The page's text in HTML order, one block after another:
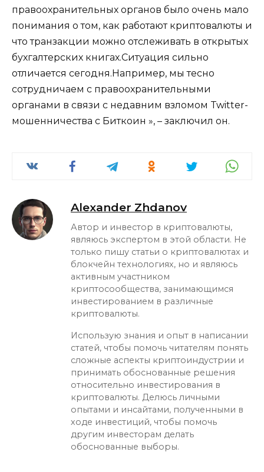
правоохранительных органов было очень мало
понимания о том, как работают криптовалюты и
что транзакции можно отслеживать в открытых
бухгалтерских книгах.Ситуация сильно
отличается сегодня.Например, мы тесно
сотрудничаем с правоохранительными
органами в связи с недавним взломом Twitter-
мошенничества с Биткоин », – заключил он.
Alexander Zhdanov
Автор и инвестор в криптовалюты,
являюсь экспертом в этой области. Не
только пишу статьи о криптовалютах и
блокчейн технологиях, но и являюсь
активным участником
криптосообщества, занимающимся
инвестированием в различные
криптовалюты.
Использую знания и опыт в написании
статей, чтобы помочь читателям понять
сложные аспекты криптоиндустрии и
принимать обоснованные решения
относительно инвестирования в
криптовалюты. Делюсь личными
опытами и инсайтами, полученными в
ходе инвестиций, чтобы помочь
другим инвесторам делать
обоснованные выборы.